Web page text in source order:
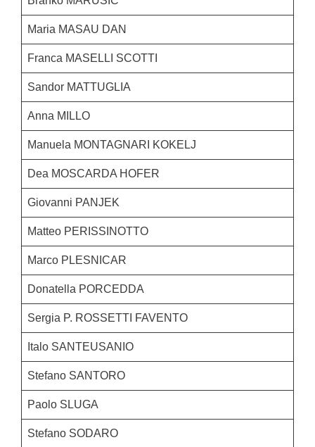
Maria MASAU DAN
Franca MASELLI SCOTTI
Sandor MATTUGLIA
Anna MILLO
Manuela MONTAGNARI KOKELJ
Dea MOSCARDA HOFER
Giovanni PANJEK
Matteo PERISSINOTTO
Marco PLESNICAR
Donatella PORCEDDA
Sergia P. ROSSETTI FAVENTO
Italo SANTEUSANIO
Stefano SANTORO
Paolo SLUGA
Stefano SODARO